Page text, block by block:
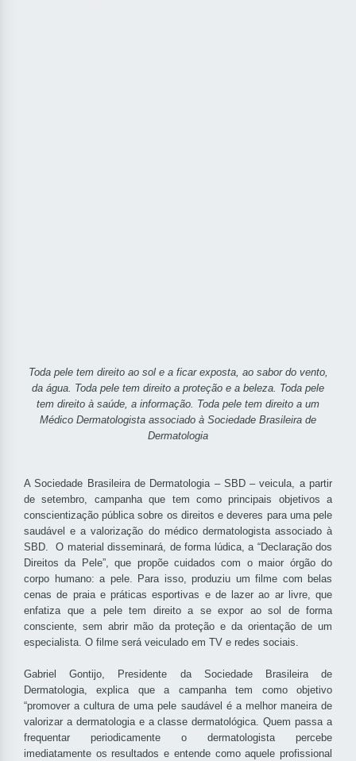
Toda pele tem direito ao sol e a ficar exposta, ao sabor do vento,
da água. Toda pele tem direito a proteção e a beleza. Toda pele
tem direito à saúde, a informação. Toda pele tem direito a um
Médico Dermatologista associado à Sociedade Brasileira de
Dermatologia
A Sociedade Brasileira de Dermatologia – SBD – veicula, a partir
de setembro, campanha que tem como principais objetivos a
conscientização pública sobre os direitos e deveres para uma pele
saudável e a valorização do médico dermatologista associado à
SBD. O material disseminará, de forma lúdica, a “Declaração dos
Direitos da Pele”, que propõe cuidados com o maior órgão do
corpo humano: a pele. Para isso, produziu um filme com belas
cenas de praia e práticas esportivas e de lazer ao ar livre, que
enfatiza que a pele tem direito a se expor ao sol de forma
consciente, sem abrir mão da proteção e da orientação de um
especialista. O filme será veiculado em TV e redes sociais.
Gabriel Gontijo, Presidente da Sociedade Brasileira de
Dermatologia, explica que a campanha tem como objetivo
“promover a cultura de uma pele saudável é a melhor maneira de
valorizar a dermatologia e a classe dermatológica. Quem passa a
frequentar periodicamente o dermatologista percebe
imediatamente os resultados e entende como aquele profissional